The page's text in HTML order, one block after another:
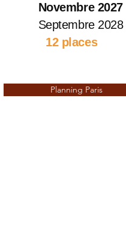
Novembre
Septembre
12 places
Planning Paris